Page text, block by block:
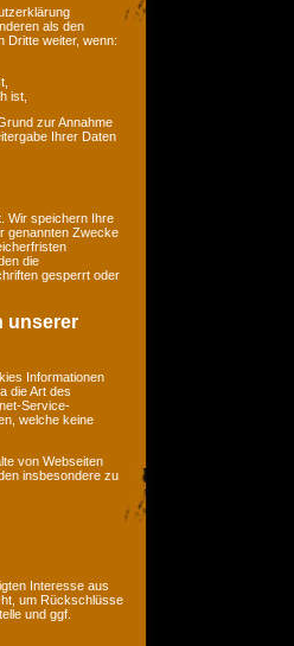
als den
Dritte weiter, wenn:
ist,
zur Annahme
Ihrer Daten
Wir speichern Ihre
genannten Zwecke
die
gesperrt oder
unserer
Informationen
die Art des
Service-
welche keine
von Webseiten
insbesondere zu
Interesse aus
um Rückschlüsse
und ggf.